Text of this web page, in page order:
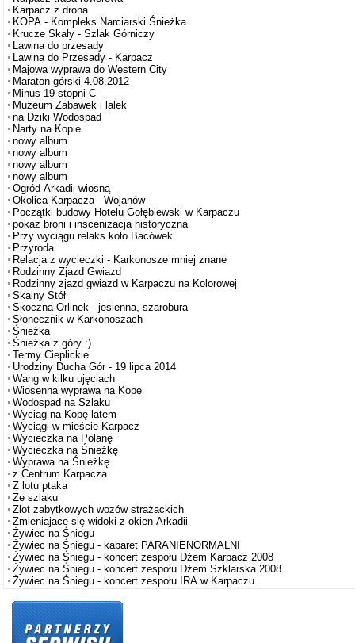
Karpacz z drona
KOPA - Kompleks Narciarski Śnieżka
Krucze Skały - Szlak Górniczy
Lawina do przesady
Lawina do Przesady - Karpacz
Majowa wyprawa do Western City
Maraton górski 4.08.2012
Minus 19 stopni C
Muzeum Zabawek i lalek
na Dziki Wodospad
Narty na Kopie
nowy album
nowy album
nowy album
nowy album
Ogród Arkadii wiosną
Okolica Karpacza - Wojanów
Początki budowy Hotelu Gołębiewski w Karpaczu
pokaz broni i inscenizacja historyczna
Przy wyciągu relaks koło Bacówek
Przyroda
Relacja z wycieczki - Karkonosze mniej znane
Rodzinny Zjazd Gwiazd
Rodzinny zjazd gwiazd w Karpaczu na Kolorowej
Skalny Stół
Skoczna Orlinek - jesienna, szarobura
Słonecznik w Karkonoszach
Śnieżka
Śnieżka z góry :)
Termy Cieplickie
Urodziny Ducha Gór - 19 lipca 2014
Wang w kilku ujęciach
Wiosenna wyprawa na Kopę
Wodospad na Szlaku
Wyciag na Kopę latem
Wyciągi w mieście Karpacz
Wycieczka na Polanę
Wycieczka na Śnieżkę
Wyprawa na Śnieżkę
z Centrum Karpacza
Z lotu ptaka
Ze szlaku
Zlot zabytkowych wozów strażackich
Zmieniajace się widoki z okien Arkadii
Żywiec na Śniegu
Żywiec na Śniegu - kabaret PARANIENORMALNI
Żywiec na Śniegu - koncert zespołu Dżem Karpacz 2008
Żywiec na Śniegu - koncert zespołu Dżem Szklarska 2008
Żywiec na Śniegu - koncert zespołu IRA w Karpaczu